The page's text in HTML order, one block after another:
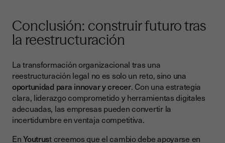
Conclusión: construir futuro tras
la reestructuración
La transformación organizacional tras una
reestructuración legal no es solo un reto, sino una
oportunidad para innovar y crecer. Con una estrategia
clara, liderazgo comprometido y herramientas digitales
adecuadas, las empresas pueden convertir la
incertidumbre en ventaja competitiva.
EnYoutrust creemos que el cambio debe apoyarse en